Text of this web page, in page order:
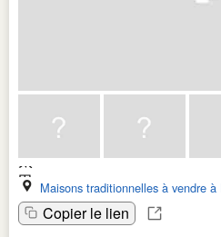
Maisons traditionnelles à vendre
Copier le lien